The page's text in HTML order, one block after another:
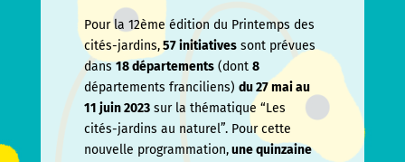
Pour la 12ème édition du Printemps des
cités-jardins,57 initiativessont prévues
dans18 départements(dont 8
départements franciliens) du 27 mai au
11 juin2023sur la thématique “Les
cités-jardins au naturel”. Pour cette
nouvelle programmation,une quinzaine